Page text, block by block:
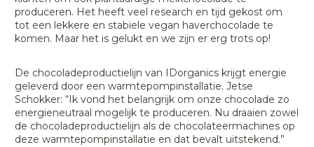
produceren. Het heeft veel research en tijd gekost om
tot een lekkere en stabiele vegan haverchocolade te
komen. Maar het is gelukt en we zijn er erg trots op!
De chocoladeproductielijn van IDorganics krijgt energie
geleverd door een warmtepompinstallatie. Jetse
Schokker: “Ik vond het belangrijk om onze chocolade zo
energieneutraal mogelijk te produceren. Nu draaien zowel
de chocoladeproductielijn als de chocolateermachines op
deze warmtepompinstallatie en dat bevalt uitstekend.”